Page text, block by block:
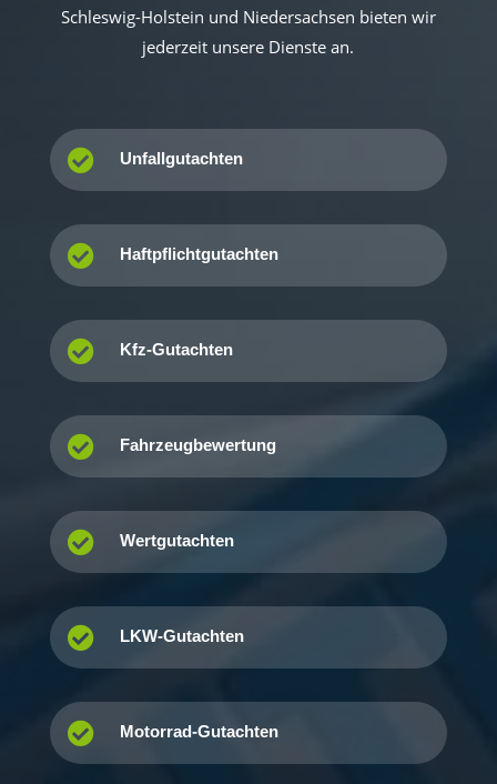
Schleswig-Holstein und Niedersachsen bieten wir
jederzeit unsere Dienste an.
 Unfallgutachten
 Haftpflichtgutachten
 Kfz-Gutachten
 Fahrzeugbewertung
 Wertgutachten
 LKW-Gutachten
 Motorrad-Gutachten